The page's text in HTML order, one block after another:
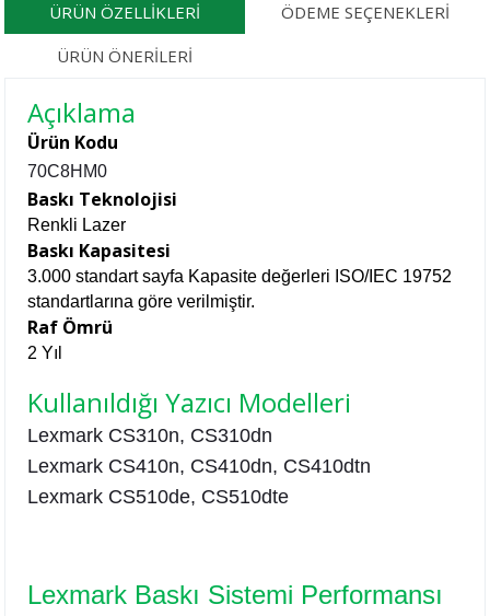
ÜRÜN ÖZELLIKLERI
ÖDEME SEÇENEKLERI
ÜRÜN ÖNERILERI
Açıklama
Ürün Kodu
70C8HM0
Baskı Teknolojisi
Renkli Lazer
Baskı Kapasitesi
3.000 standart sayfa Kapasite değerleri ISO/IEC 19752
standartlarına göre verilmiştir.
Raf Ömrü
2 Yıl
Kullanıldığı Yazıcı Modelleri
Lexmark CS310n, CS310dn
Lexmark CS410n, CS410dn, CS410dtn
Lexmark CS510de, CS510dte
Lexmark Baskı Sistemi Performansı